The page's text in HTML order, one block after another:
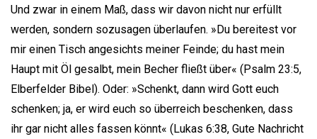
Und zwar in einem Maß, dass wir davon nicht nur erfüllt
werden, sondern sozusagen überlaufen. »Du bereitest vor
mir einen Tisch angesichts meiner Feinde; du hast mein
Haupt mit Öl gesalbt, mein Becher fließt über« (Psalm 23:5,
Elberfelder Bibel). Oder: »Schenkt, dann wird Gott euch
schenken; ja, er wird euch so überreich beschenken, dass
ihr gar nicht alles fassen könnt« (Lukas 6:38, Gute Nachricht